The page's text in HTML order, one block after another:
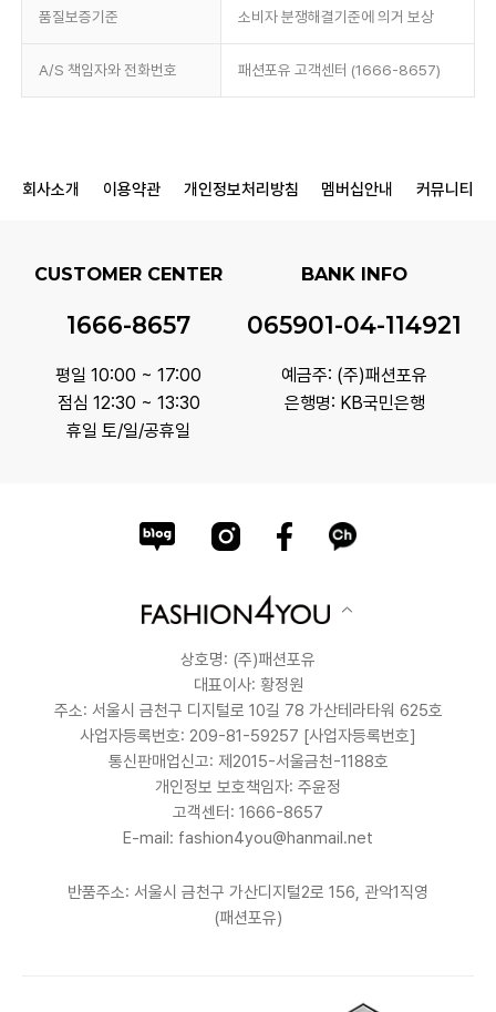
품질보증기준 소비자 분쟁해결기준에 의거 보상
A/S 책임자와 전화번호 패션포유 고객센터 (1666-8657)
회사소개 이용약관 개인정보처리방침 멤버십안내 커뮤니티
CUSTOMER CENTER
1666-8657
평일 10:00 ~ 17:00
점심 12:30 ~ 13:30
휴일 토/일/공휴일
BANK INFO
065901-04-114921
예금주: (주)패션포유
은행명: KB국민은행
상호명: (주)패션포유
대표이사: 황정원
주소: 서울시 금천구 디지털로 10길 78 가산테라타워 625호
사업자등록번호: 209-81-59257 [사업자등록번호]
통신판매업신고: 제2015-서울금천-1188호
개인정보 보호책임자: 주윤정
고객센터: 1666-8657
E-mail: fashion4you@hanmail.net
반품주소: 서울시 금천구 가산디지털2로 156, 관악1직영
(패션포유)